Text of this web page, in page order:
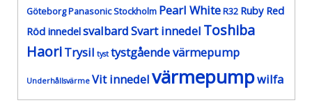
GöteborgPanasonic Stockholm Pearl WhiteR32 Ruby Red
Röd innedelsvalbardSvart innedel Toshiba
HaoriTrysil tyst tystgående värmepump
Underhållsvärme Vit innedelvärmepumpwilfa